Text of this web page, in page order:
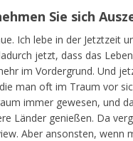
Sie sich
Ich lebe in der Jetztzeit
jetzt, dass das
im Vordergrund. Und
man oft im Traum vor
immer gewesen, und
Länder genießen. Da
Aber ansonsten,